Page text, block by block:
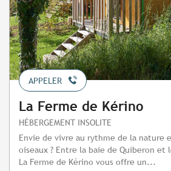
APPELER
La Ferme de Kérino
HÉBERGEMENT INSOLITE
Envie de vivre au rythme de la nature
oiseaux ? Entre la baie de Quiberon et
La Ferme de Kérino vous offre un...